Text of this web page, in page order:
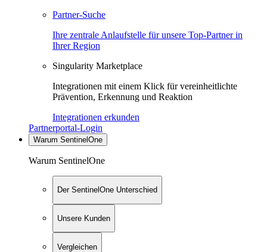
Partner-Suche
Ihre zentrale Anlaufstelle für unsere Top-Partner in
Ihrer Region
Singularity Marketplace
Integrationen mit einem Klick für vereinheitlichte
Prävention, Erkennung und Reaktion
Integrationen erkunden
Partnerportal-Login
Warum SentinelOne
Warum SentinelOne
Der SentinelOne Unterschied
Unsere Kunden
Vergleichen